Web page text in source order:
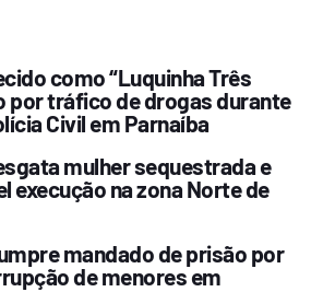
como “Luquinha Três
por tráfico de drogas durante
Civil em Parnaíba
mulher sequestrada e
execução na zona Norte de
mandado de prisão por
de menores em